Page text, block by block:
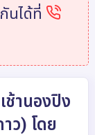
นได้ที่
ช้านองปิง
ว) โดย